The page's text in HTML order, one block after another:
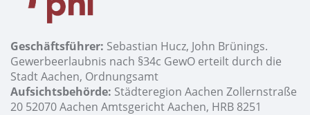
Geschäftsführer: Sebastian Hucz, John Brünings.
Gewerbeerlaubnis nach §34c GewO erteilt durch die
Stadt Aachen, Ordnungsamt
Aufsichtsbehörde: Städteregion Aachen Zollernstraße
20 52070 Aachen Amtsgericht Aachen, HRB 8251